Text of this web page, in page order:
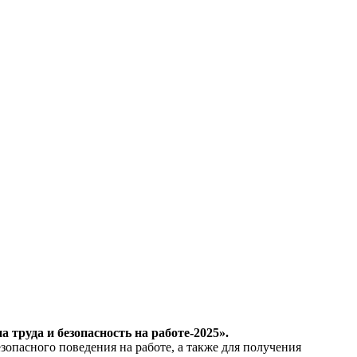
и безопасность на работе-2025».
поведения на работе, а также для получения